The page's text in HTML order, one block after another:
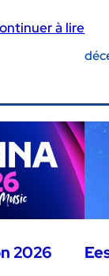
à lire
2026